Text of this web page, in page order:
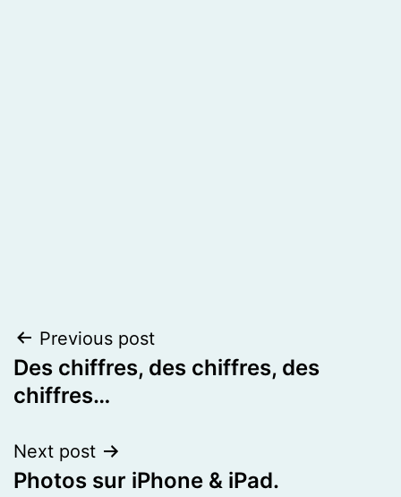
Post
navigation
Previous post
Des chiffres, des chiffres, des
chiffres…
Next post
Photos sur iPhone & iPad.